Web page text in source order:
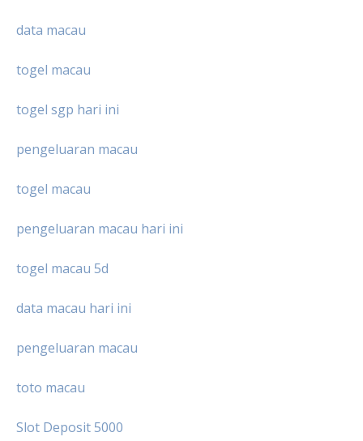
data macau
togel macau
togel sgp hari ini
pengeluaran macau
togel macau
pengeluaran macau hari ini
togel macau 5d
data macau hari ini
pengeluaran macau
toto macau
Slot Deposit 5000